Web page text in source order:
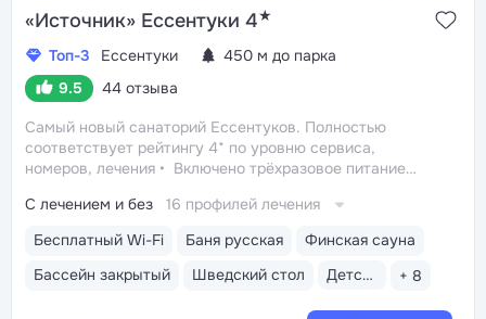
«Источник» Ессентуки 4★
Топ-3 Ессентуки
450 м до парка
9.5
44 отзыва
Самый новый санаторий Ессентуков. Полностью
соответствует рейтингу 4* по уровню сервиса,
номеров, лечения
Включено трёхразовое питание
из лучших вариантов по питанию в Ессентуках
Курортной зоны: 3 минуты до Курортного парка
и Грязелечебницы им. Семашко
Бювет с минеральной
водой «Ессентуки 4» и «Ессентуки Новая»
Бесплатный Wi-Fi Баня русская
Финская сауна
Бассейн закрытый
Шведский стол Детская комната + 8
С лечением и без 16 профилей лечения